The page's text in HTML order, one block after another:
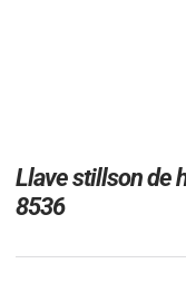
Llave stillson de
8536